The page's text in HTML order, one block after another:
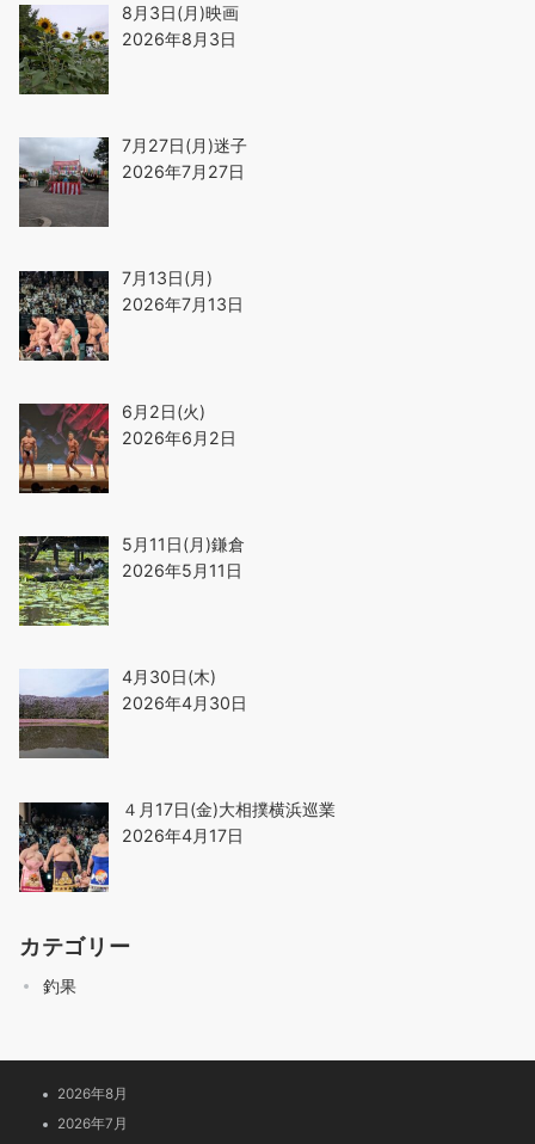
8月3日(月)映画
2026年8月3日
7月27日(月)迷子
2026年7月27日
7月13日(月)
2026年7月13日
6月2日(火)
2026年6月2日
5月11日(月)鎌倉
2026年5月11日
4月30日(木)
2026年4月30日
４月17日(金)大相撲横浜巡業
2026年4月17日
カテゴリー
釣果
2026年8月
2026年7月